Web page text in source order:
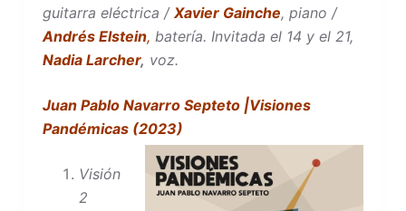
guitarra eléctrica / Xavier Gainche, piano /
Andrés Elstein, batería. Invitada el 14 y el 21,
Nadia Larcher, voz.
Juan Pablo Navarro Septeto |Visiones
Pandémicas (2023)
Visión
2